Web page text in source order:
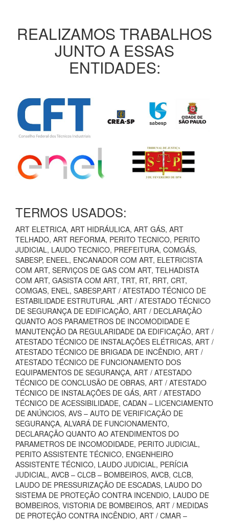
REALIZAMOS TRABALHOS
JUNTO A ESSAS
ENTIDADES:
TERMOS USADOS:
ART ELETRICA, ART HIDRÁULICA, ART GÁS, ART
TELHADO, ART REFORMA, PERITO TECNICO, PERITO
JUDICIAL, LAUDO TECNICO, PREFEITURA, COMGÁS,
SABESP, ENEEL, ENCANADOR COM ART, ELETRICISTA
COM ART, SERVIÇOS DE GAS COM ART, TELHADISTA
COM ART, GASISTA COM ART, TRT, RT, RRT, CRT,
COMGAS, ENEL, SABESP,ART / ATESTADO TÉCNICO DE
ESTABILIDADE ESTRUTURAL ,ART / ATESTADO TÉCNICO
DE SEGURANÇA DE EDIFICAÇÃO, ART / DECLARAÇÃO
QUANTO AOS PARAMETROS DE INCOMODIDADE E
MANUTENÇÃO DA REGULARIDADE DA EDIFICAÇÃO, ART /
ATESTADO TÉCNICO DE INSTALAÇÕES ELÉTRICAS, ART /
ATESTADO TÉCNICO DE BRIGADA DE INCÊNDIO, ART /
ATESTADO TÉCNICO DE FUNCIONAMENTO DOS
EQUIPAMENTOS DE SEGURANÇA, ART / ATESTADO
TÉCNICO DE CONCLUSÃO DE OBRAS, ART / ATESTADO
TÉCNICO DE INSTALAÇÕES DE GÁS, ART / ATESTADO
TÉCNICO DE ACESSIBILIDADE, CADAN – LICENCIAMENTO
DE ANÚNCIOS, AVS – AUTO DE VERIFICAÇÃO DE
SEGURANÇA, ALVARÁ DE FUNCIONAMENTO,
DECLARAÇÃO QUANTO AO ATENDIMENTOS DO
PARAMETROS DE INCOMODIDADE, PERITO JUDICIAL,
PERITO ASSISTENTE TÉCNICO, ENGENHEIRO
ASSISTENTE TÉCNICO, LAUDO JUDICIAL, PERÍCIA
JUDICIAL, AVCB – CLCB – BOMBEIROS, AVCB, CLCB,
LAUDO DE PRESSURIZAÇÃO DE ESCADAS, LAUDO DO
SISTEMA DE PROTEÇÃO CONTRA INCENDIO, LAUDO DE
BOMBEIROS, VISTORIA DE BOMBEIROS, ART / MEDIDAS
DE PROTEÇÃO CONTRA INCÊNDIO, ART / CMAR –